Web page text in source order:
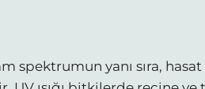
spektrumun yanı sıra,